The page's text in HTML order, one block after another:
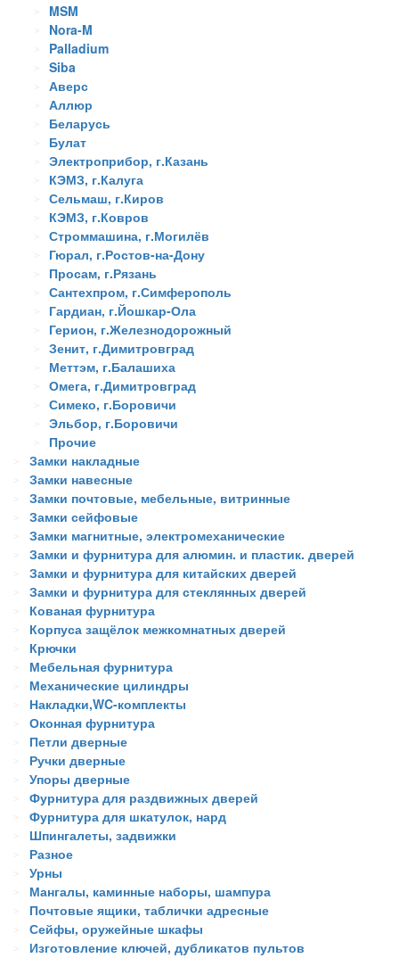
MSM
Nora-M
Palladium
Siba
Аверс
Аллюр
Беларусь
Булат
Электроприбор, г.Казань
КЭМЗ, г.Калуга
Сельмаш, г.Киров
КЭМЗ, г.Ковров
Строммашина, г.Могилёв
Гюрал, г.Ростов-на-Дону
Просам, г.Рязань
Сантехпром, г.Симферополь
Гардиан, г.Йошкар-Ола
Герион, г.Железнодорожный
Зенит, г.Димитровград
Меттэм, г.Балашиха
Омега, г.Димитровград
Симеко, г.Боровичи
Эльбор, г.Боровичи
Прочие
Замки накладные
Замки навесные
Замки почтовые, мебельные, витринные
Замки сейфовые
Замки магнитные, электромеханические
Замки и фурнитура для алюмин. и пластик. дверей
Замки и фурнитура для китайских дверей
Замки и фурнитура для стеклянных дверей
Кованая фурнитура
Корпуса защёлок межкомнатных дверей
Крючки
Мебельная фурнитура
Механические цилиндры
Накладки,WC-комплекты
Оконная фурнитура
Петли дверные
Ручки дверные
Упоры дверные
Фурнитура для раздвижных дверей
Фурнитура для шкатулок, нард
Шпингалеты, задвижки
Разное
Урны
Мангалы, каминные наборы, шампура
Почтовые ящики, таблички адресные
Сейфы, оружейные шкафы
Изготовление ключей, дубликатов пультов